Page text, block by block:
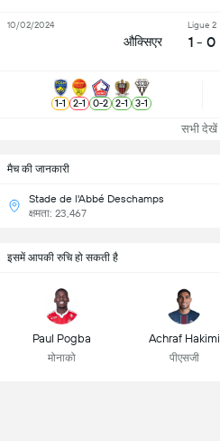
मैच की जानकारी
Stade de l'Abbé Deschamps
क्षमता: 23,467
औक्सिएर
Ligue 2
1 - 0
10/02/2024
1-1 2-1 0-2 2-1 3-1
सभी देखें
इसमें आपकी रुचि हो सकती है
Paul Pogba
मोनाको
Achraf Hakimi
पीएसजी